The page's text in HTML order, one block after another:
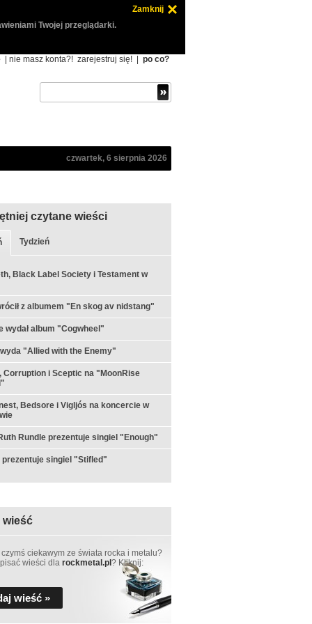
Zamknij
Twojej przeglądarki.
| nie masz konta?! zarejestruj się! po co?
czwartek, 6 sierpnia 2026
czytane wieści
Tydzień
Black Label Society i Testament w
z albumem "En skog av nidstang"
wydał album "Cogwheel"
"Allied with the Enemy"
Corruption i Sceptic na "MoonRise
Bedsore i Vigljós na koncercie w
Rundle prezentuje singiel "Enough"
prezentuje singiel "Stifled"
wieść
ciekawym ze świata rocka i metalu?
wieści dla rockmetal.pl ? Kliknij:
wieść »